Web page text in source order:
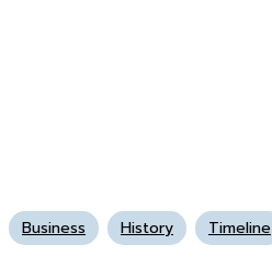
Business History Timeline